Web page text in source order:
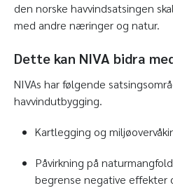
den norske havvindsatsingen
med andre næringer og natur.
Dette kan NIVA bidra
NIVAs har følgende
havvindutbygging.
Kartlegging og
Påvirkning på
begrense negative